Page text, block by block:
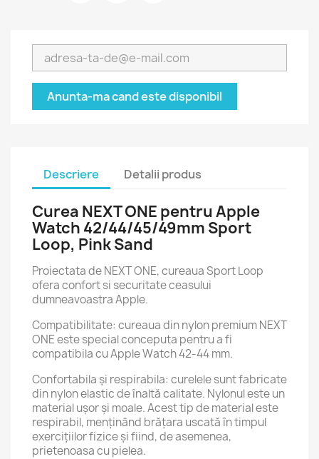
Anunta-ma cand este disponibil
Descriere Detalii produs
Curea NEXT ONE pentru Apple
Watch 42/44/45/49mm Sport
Loop, Pink Sand
Proiectata de NEXT ONE, cureaua Sport Loop
ofera confort si securitate ceasului
dumneavoastra Apple.
Compatibilitate: cureaua din nylon premium NEXT
ONE este special conceputa pentru a fi
compatibila cu Apple Watch 42-44 mm.
Confortabila și respirabila: curelele sunt fabricate
din nylon elastic de înaltă calitate. Nylonul este un
material ușor și moale. Acest tip de material este
respirabil, menținând brățara uscată în timpul
exercițiilor fizice și fiind, de asemenea,
prietenoasa cu pielea.